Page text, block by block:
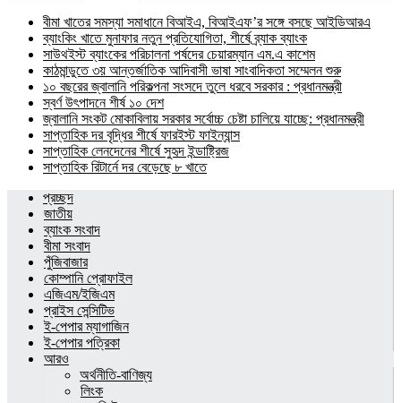
বীমা খাতের সমস্যা সমাধানে বিআইএ, বিআইএফ’র সঙ্গে বসছে আইডিআরএ
ব্যাংকিং খাতে মুনাফার নতুন প্রতিযোগিতা, শীর্ষে ব্র্যাক ব্যাংক
সাউথইস্ট ব্যাংকের পরিচালনা পর্ষদের চেয়ারম্যান এম.এ কাশেম
কাঠমান্ডুতে ৩য় আন্তর্জাতিক আদিবাসী ভাষা সাংবাদিকতা সম্মেলন শুরু
১০ বছরের জ্বালানি পরিকল্পনা সংসদে তুলে ধরবে সরকার : প্রধানমন্ত্রী
স্বর্ণ উৎপাদনে শীর্ষ ১০ দেশ
জ্বালানি সংকট মোকাবিলায় সরকার সর্বোচ্চ চেষ্টা চালিয়ে যাচ্ছে: প্রধানমন্ত্রী
সাপ্তাহিক দর বৃদ্ধির শীর্ষে ফারইস্ট ফাইন্যান্স
সাপ্তাহিক লেনদেনের শীর্ষে সুহৃদ ইন্ডাষ্ট্রিজ
সাপ্তাহিক রিটার্নে দর বেড়েছে ৮ খাতে
প্রচ্ছদ
জাতীয়
ব্যাংক সংবাদ
বীমা সংবাদ
পুঁজিবাজার
কোম্পানি প্রোফাইল
এজিএম/ইজিএম
প্রাইস সেন্সিটিভ
ই-পেপার ম্যাগাজিন
ই-পেপার পত্রিকা
আরও
অর্থনীতি-বাণিজ্য
লিংক